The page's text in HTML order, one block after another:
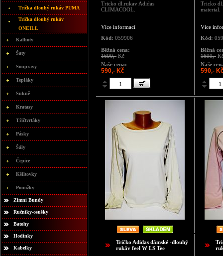
Trička dlouhý rukáv PUMA
Trička dlouhý rukáv
ONEILL
Kalhoty
Šaty
Soupravy
Tepláky
Sukně
Kratasy
Třičtvrtáky
Pásky
Šály
Čepice
Kšiltovky
Ponožky
Zimní Bundy
Ručníky-osušky
Batohy
Hodinky
Kabelky
Tricko dl.rukav Adidas
CLIMACOOL.
Více informací
Kód: 059906
Běžná cena:
1690,- Kč
Naše cena:
590,- Kč
Tricko
material.
Více
Kód:
Běžná
1690,-
Naše
590,-
Tričko Adidas dámské -dlouhý
rukáv feel W LS Tee